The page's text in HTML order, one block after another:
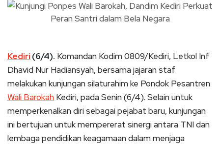
Kediri (6/4). Komandan Kodim 0809/Kediri, Letkol Inf
Dhavid Nur Hadiansyah, bersama jajaran staf
melakukan kunjungan silaturahim ke Pondok Pesantren
Wali Barokah Kediri, pada Senin (6/4). Selain untuk
memperkenalkan diri sebagai pejabat baru, kunjungan
ini bertujuan untuk mempererat sinergi antara TNI dan
lembaga pendidikan keagamaan dalam menjaga